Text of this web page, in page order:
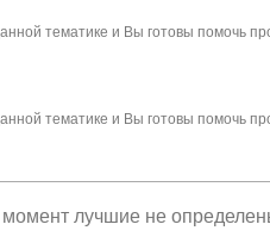
тематике и Вы готовы помочь
тематике и Вы готовы помочь
лучшие не